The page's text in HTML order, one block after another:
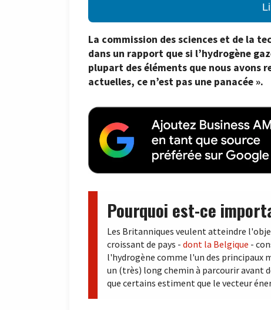
La commission des sciences et de la
dans un rapport que si l’hydrogène
plupart des éléments que nous avons
actuelles, ce n’est pas une panacée ».
Pourquoi est-ce
Les Britanniques veulent atteindre
croissant de pays - dont la Belgique -
l'hydrogène comme l'un des principaux
un (très) long chemin à parcourir
que certains estiment que le vecteur